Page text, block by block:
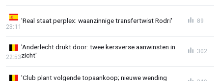
'Real staat perplex: waanzinnige transfertwist Rodri'
23:11
89
'Anderlecht drukt door: twee kersverse aanwinsten in
zicht'
22:53
302
'Club plant volgende topaankoop; nieuwe wending